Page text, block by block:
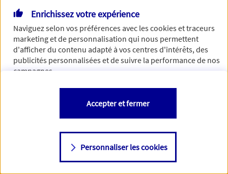
Enrichissez votre expérience
Naviguez selon vos préférences avec lescookies et traceurs
marketing et de personnalisation qui nous permettent
d'afficher du contenu adapté à vos centres d'intérêts, des
publicités personnalisées et de suivre la performance de nos
campagnes.
Vous êtes libre de les accepter, de les refuser comme de
changer d'avis à tout moment en allant sur
Consulter notre politique decookies
Personnaliser les cookies
Accepter et fermer